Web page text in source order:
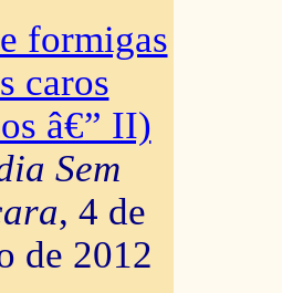
formigas
caros
â€” II)
Sem
, 4 de
de 2012